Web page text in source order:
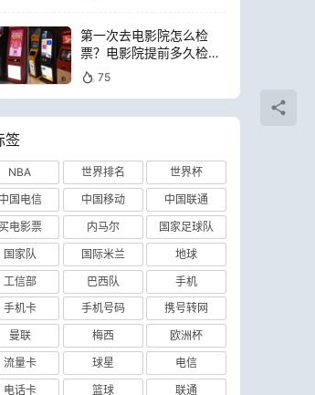
第一次去电影院怎么检
票？电影院提前多久检票
进场75
签
NBA 世界排名
世界杯
中国电信
中国移动
中国联通
电影票
内马尔
国家足球队
国家队
国际米兰
地球
工信部
巴西队
手机
手机卡
手机号码
携号转网
曼联
梅西
欧洲杯
流量卡
球星
电信
电话卡
篮球 联通